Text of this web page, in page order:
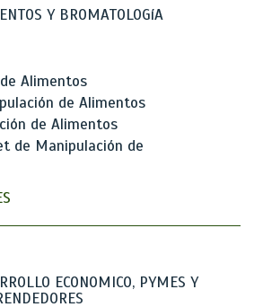
Y BROMATOLOGíA
Alimentos
de Alimentos
de Alimentos
de Manipulación de
ECONOMICO, PYMES Y